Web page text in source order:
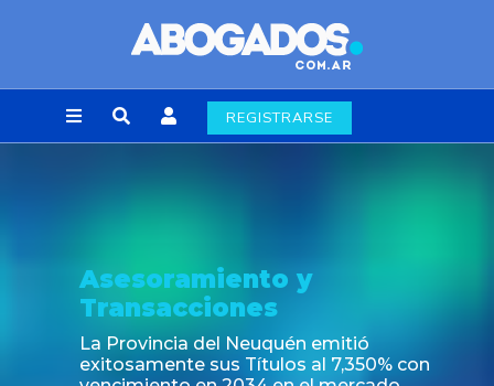
REGISTRARSE
Noticia
Nuevas regulaciones de la industria
alimenticia emergentes del Decreto
697/2026